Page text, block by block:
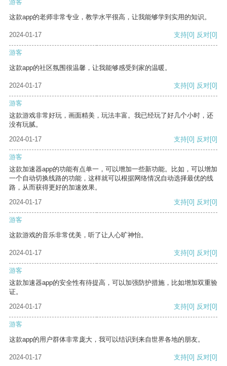
游客
这款app的老师非常专业，教学水平很高，让我能够学到实用的知识。
2024-01-17 支持[0] 反对[0]
游客
这款app的社区氛围很温馨，让我能够感受到家的温暖。
2024-01-17 支持[0] 反对[0]
游客
这款游戏非常好玩，画面精美，玩法丰富。我已经玩了好几个小时，还
没有玩腻。
2024-01-17
支持[0] 反对[0]
游客
这款加速器app的功能有点单一，可以增加一些新功能。比如，可以增加
一个自动切换线路的功能，这样就可以根据网络情况自动选择最优的线
路，从而获得更好的加速效果。
2024-01-17
支持[0] 反对[0]
游客
这款游戏的音乐非常优美，听了让人心旷神怡。
2024-01-17 支持[0] 反对[0]
游客
这款加速器app的安全性有待提高，可以加强防护措施，比如增加双重验
证。
2024-01-17
支持[0] 反对[0]
游客
这款app的用户群体非常庞大，我可以结识到来自世界各地的朋友。
2024-01-17 支持[0] 反对[0]